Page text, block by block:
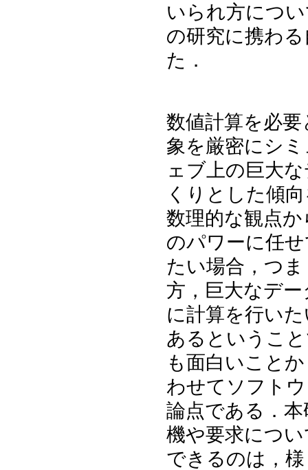
いられ方につ
の研究に携わ
た．
数値計算を必
象を厳密にシ
ェブ上の巨大
くりとした傾
数理的な観点
のパワーに任
たい場合，つ
方，巨大なデ
に計算を行い
あるというこ
も面白いこと
わせてソフト
論点である．
機や要求につ
できるのは，